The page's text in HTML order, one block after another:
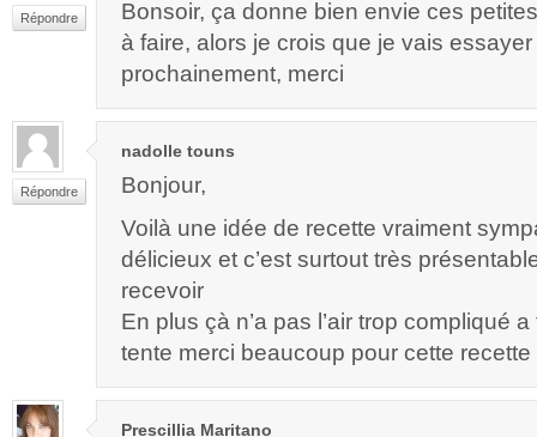
Répondre
Bonsoir, ça donne bien envie ces
à faire, alors je crois que je vais essayer
prochainement, merci
Répondre
nadolle touns
Bonjour,
Voilà une idée de recette vraiment
délicieux et c’est surtout très
recevoir
En plus çà n’a pas l’air trop compliqué
tente merci beaucoup pour cette
Prescillia Maritano